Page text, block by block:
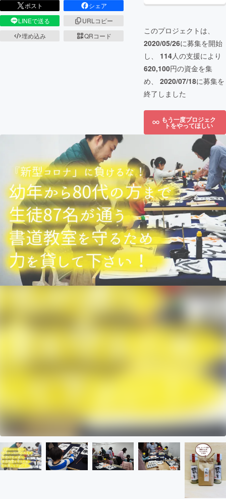
ポスト
シェア
LINEで送る
URLコピー
埋め込み
QRコード
このプロジェクトは、
2020/05/26に募集を開始
し、 114人の支援により
620,100円の資金を集
め、 2020/07/18に募集を
終了しました
もう一度プロジェク
トをやってほしい